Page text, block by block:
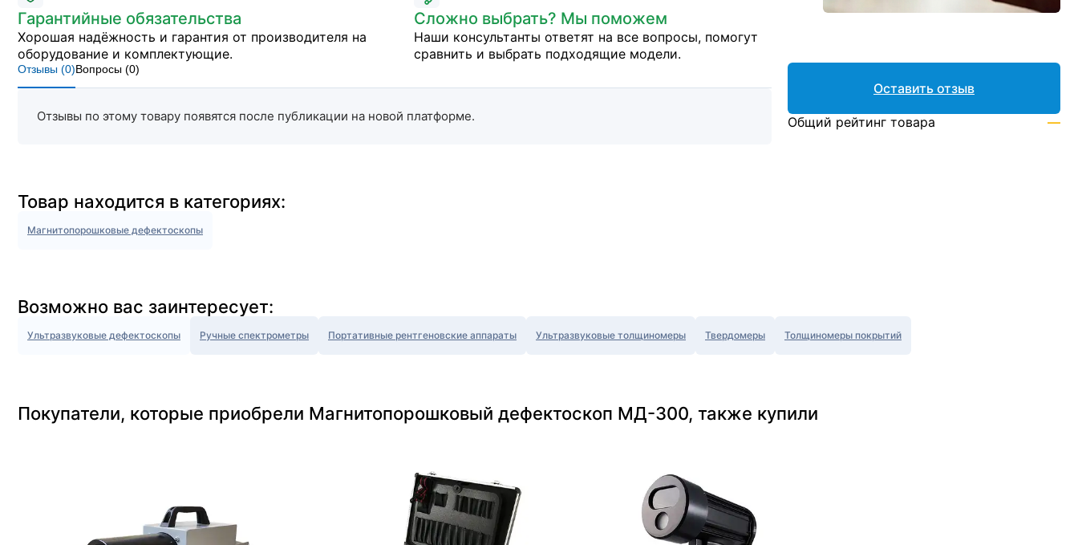
Гарантийные обязательства
Хорошая надёжность и гарантия от производителя на
оборудование и комплектующие.
Сложно выбрать? Мы поможем
Наши консультанты ответят на все вопросы, помогут
сравнить и выбрать подходящие модели.
Отзывы (0)Вопросы (0)
Отзывы по этому товару появятся после публикации на новой платформе.
Оставить отзыв
Общий рейтинг товара —
Товар находится в категориях:
Магнитопорошковые дефектоскопы
Возможно вас заинтересует:
Ультразвуковые дефектоскопы Ручные спектрометры Портативные рентгеновские аппараты Ультразвуковые толщиномеры Твердомеры Толщиномеры покрытий
Покупатели, которые приобрели Магнитопорошковый дефектоскоп МД-300, также купили